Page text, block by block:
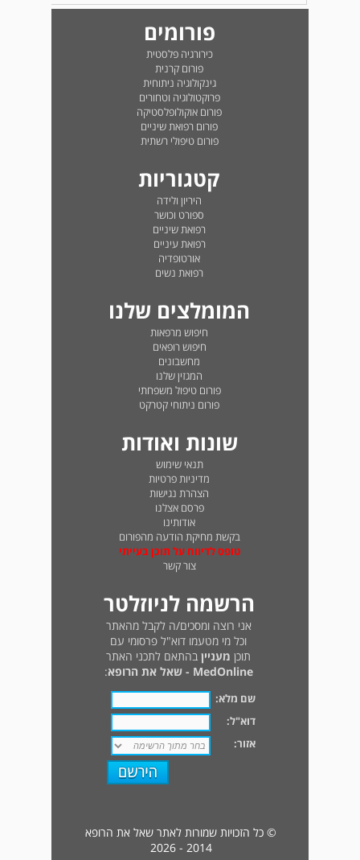
פורומים
כירורגיה פלסטית
פורום קרנית
גינקולוגיה ניתוחית
פרוקטולוגיה וטחורים
פורום אוקולופלסטיקה
פורום רפואת שיניים
פורום טיפולי רשתית
קטגוריות
היריון ולידה
ספורט וכושר
רפואת שיניים
רפואת עיניים
אורטופדיה
רפואת נשים
המומלצים שלנו
חיפוש מרפאות
חיפוש רופאים
מחשבונים
המגזין שלנו
פורום טיפול משפחתי
פורום ניתוחי קטרקט
שונות ואודות
תנאי שימוש
מדיניות פרטיות
הצהרת נגישות
פרסם אצלנו
אודותינו
בקשת מחיקת הודעה מהפורום
טופס לדיווח על תוכן בעייתי
צור קשר
הרשמה לניוזלטר
אני רוצה ומסכים/ה לקבל מהאתר
וכל מי מטעמו דוא"ל פרסומי עם
תוכן מעניין בהתאם לתכני האתר
MedOnline - שאל את הרופא
:
שם מלא:
דוא"ל:
אזור:
© כל הזכויות שמורות לאתר שאל את הרופא
2014 - 2026